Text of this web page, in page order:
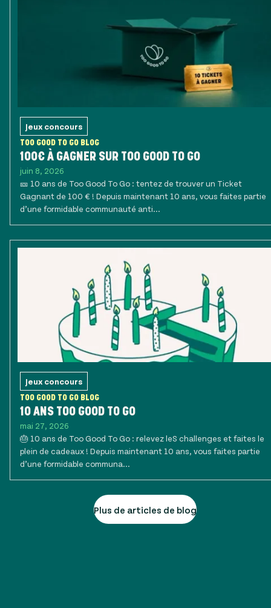
Jeux concours
TOO GOOD TO GO BLOG
100€ À GAGNER SUR TOO GOOD TO GO
juin 8, 2026
🎫 10 ans de Too Good To Go : tentez de trouver un Ticket
Gagnant de 100 € ! Depuis maintenant 10 ans, vous faites partie
d’une formidable communauté anti...
Jeux concours
TOO GOOD TO GO BLOG
10 ANS TOO GOOD TO GO
mai 27, 2026
🎂 10 ans de Too Good To Go : relevez leS challenges et faites le
plein de cadeaux ! Depuis maintenant 10 ans, vous faites partie
d’une formidable communa...
Plus de articles de blog